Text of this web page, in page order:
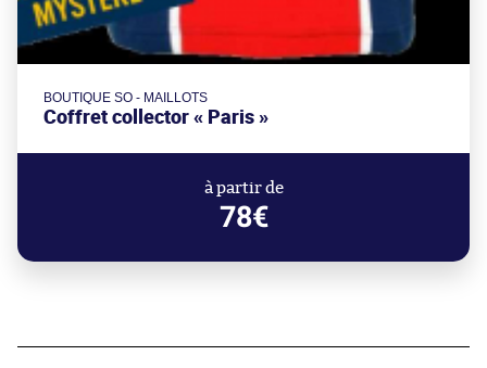
BOUTIQUE SO - MAILLOTS
Coffret collector « Paris »
à partir de
78€